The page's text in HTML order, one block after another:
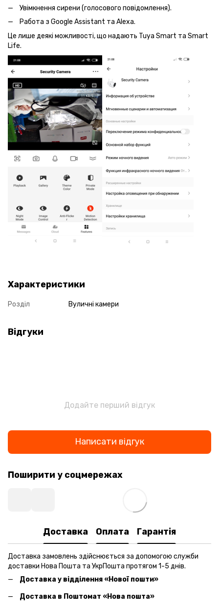
Увімкнення сирени (голосового повідомлення).
Работа з Google Assistant та Alexa.
Це лише деякі можливості, що надають Tuya Smart та Smart
Life.
Характеристики
Розділ Вуличні камери
Відгуки
Додайте перший відгук
Написати відгук
Поширити у соцмережах
Доставка Оплата Гарантія
Доставка замовлень здійснюється за допомогою служби
доставки Нова Пошта та УкрПошта протягом 1-5 днів.
Доставка у відділення «Нової пошти»
Доставка в Поштомат «Нова пошта»